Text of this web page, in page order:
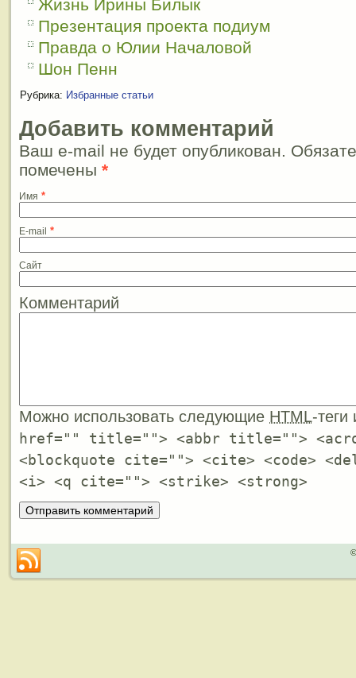
Жизнь Ирины Билык
Презентация проекта подиум
Правда о Юлии Началовой
Шон Пенн
Рубрика: Избранные статьи
Добавить комментарий
Ваш e-mail не будет опубликован.
помечены *
Имя *
E-mail *
Сайт
Комментарий
Можно использовать следующие HTML-
href="" title=""> <abbr title="">
<blockquote cite=""> <cite> <code>
<i> <q cite=""> <strike> <strong>